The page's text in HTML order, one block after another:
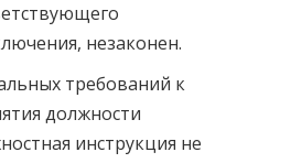
незаконен.
требований к
должности
инструкция не